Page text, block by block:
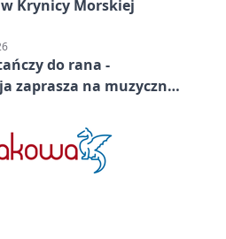
Krynicy Morskiej
do rana -
zaprasza na muzyczną